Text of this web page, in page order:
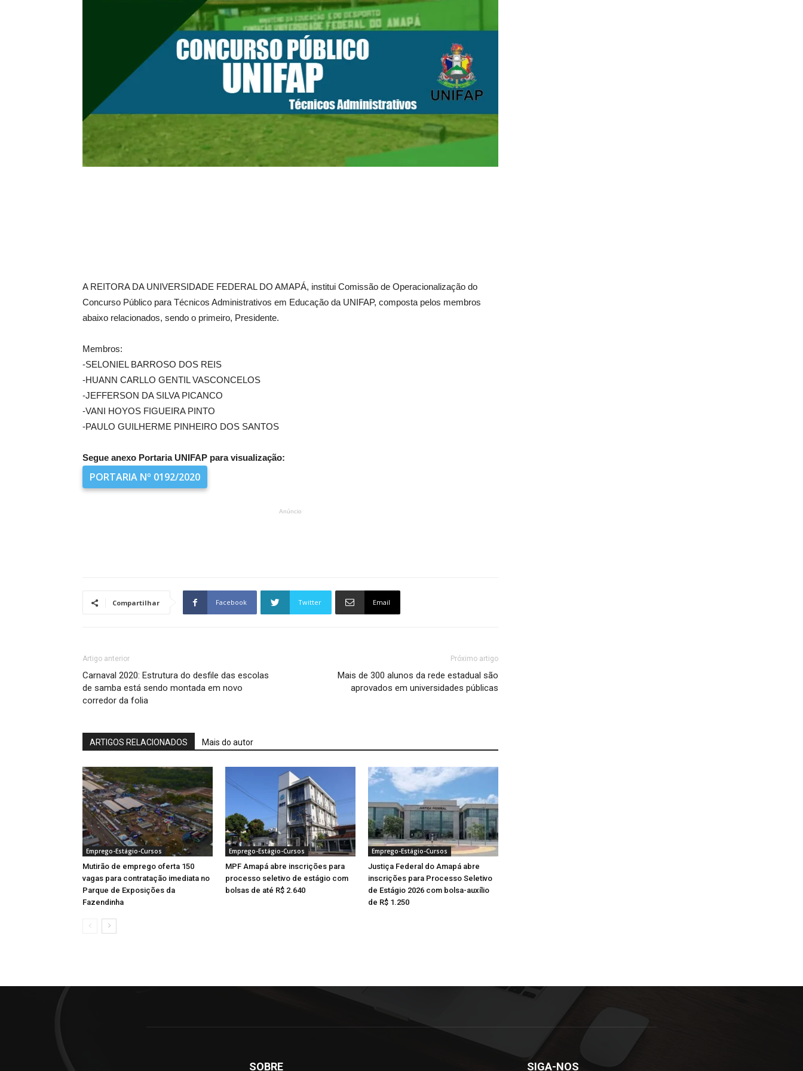
A REITORA DA UNIVERSIDADE FEDERAL DO AMAPÁ, institui Comissão de Operacionalização do
Concurso Público para Técnicos Administrativos em Educação da UNIFAP, composta pelos membros
abaixo relacionados, sendo o primeiro, Presidente.
Membros:
-SELONIEL BARROSO DOS REIS
-HUANN CARLLO GENTIL VASCONCELOS
-JEFFERSON DA SILVA PICANCO
-VANI HOYOS FIGUEIRA PINTO
-PAULO GUILHERME PINHEIRO DOS SANTOS
Segue anexo Portaria UNIFAP para visualização:
PORTARIA Nº 0192/2020
Anúncio
Compartilhar Facebook Twitter Email
Artigo anterior
Carnaval 2020: Estrutura do desfile das escolas
de samba está sendo montada em novo
corredor da folia
Próximo artigo
Mais de 300 alunos da rede estadual são
aprovados em universidades públicas
ARTIGOS RELACIONADOS Mais do autor
Emprego-Estágio-Cursos
Mutirão de emprego oferta 150
vagas para contratação imediata no
Parque de Exposições da
Fazendinha
Emprego-Estágio-Cursos
MPF Amapá abre inscrições para
processo seletivo de estágio com
bolsas de até R$ 2.640
Emprego-Estágio-Cursos
Justiça Federal do Amapá abre
inscrições para Processo Seletivo
de Estágio 2026 com bolsa-auxílio
de R$ 1.250
SOBRE SIGA-NOS